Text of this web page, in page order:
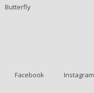
Butterfly
Facebook Instagram